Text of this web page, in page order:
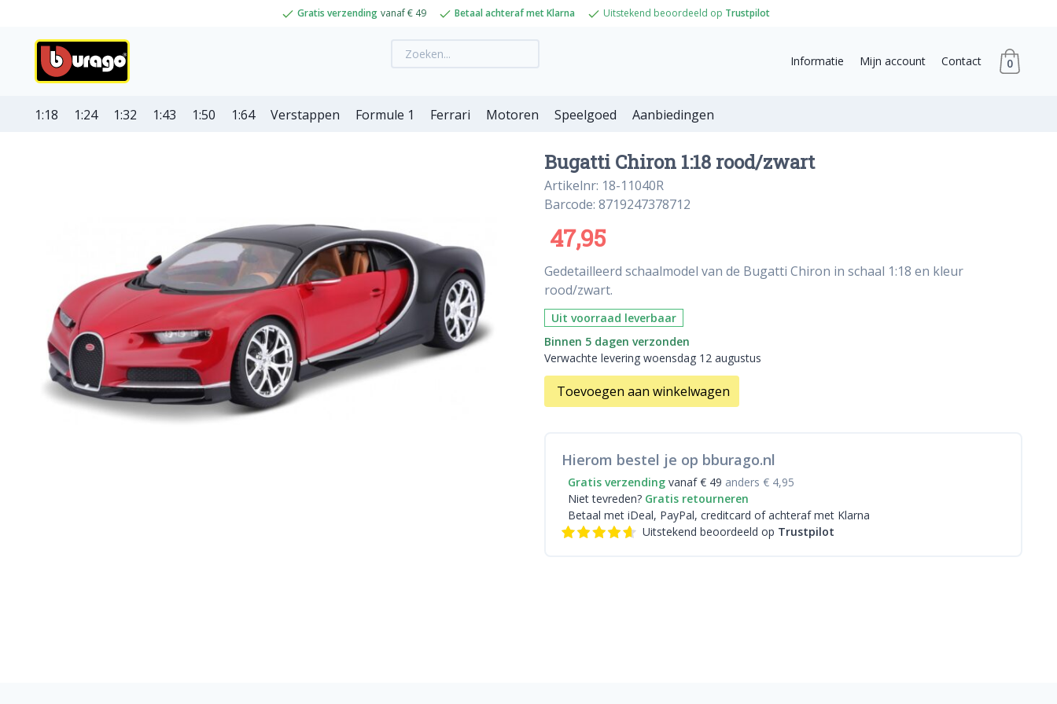
Gratis verzending vanaf € 49 Betaal achteraf met Klarna Uitstekend beoordeeld op Trustpilot
Informatie Mijn account Contact 0
1:18 1:24 1:32 1:43 1:50 1:64 Verstappen Formule 1 Ferrari Motoren Speelgoed Aanbiedingen
Bugatti Chiron 1:18 rood/zwart
Artikelnr: 18-11040R
Barcode: 8719247378712
47,95
Gedetailleerd schaalmodel van de Bugatti Chiron in schaal 1:18 en kleur
rood/zwart.
Uit voorraad leverbaar
Binnen 5 dagen verzonden
Verwachte levering woensdag 12 augustus
Toevoegen aan winkelwagen
Hierom bestel je op bburago.nl
Gratis verzending vanaf € 49 anders € 4,95
Niet tevreden? Gratis retourneren
Betaal met iDeal, PayPal, creditcard of achteraf met Klarna
Uitstekend beoordeeld op Trustpilot